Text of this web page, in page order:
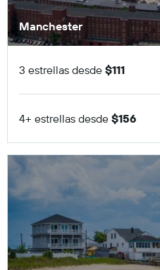
Manchester
3 estrellas desde $111
4+ estrellas desde $156